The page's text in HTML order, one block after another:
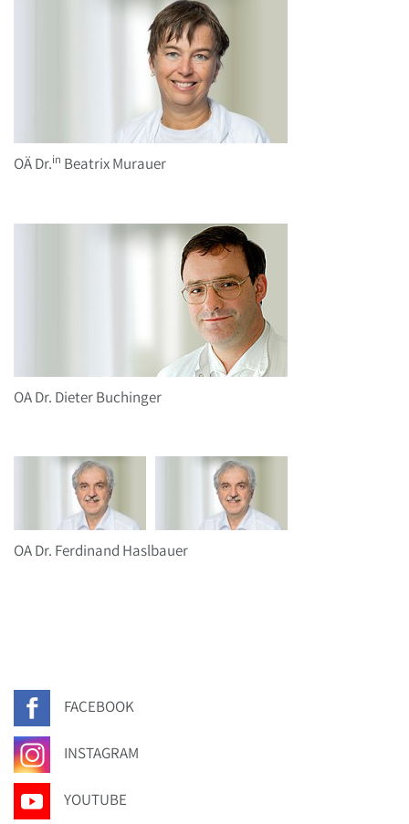
OÄ Dr.in Beatrix Murauer
OA Dr. Dieter Buchinger
OA Dr. Ferdinand Haslbauer
FACEBOOK
INSTAGRAM
YOUTUBE